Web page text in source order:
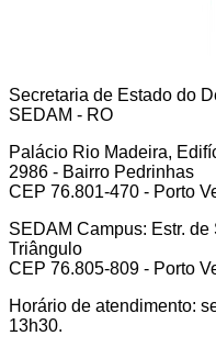
Secretaria de Estado do
SEDAM - RO
Palácio Rio Madeira,
2986 - Bairro Pedrinhas
CEP 76.801-470 - Porto
SEDAM Campus: Estr.
Triângulo
CEP 76.805-809 - Porto
Horário de atendimento:
13h30.